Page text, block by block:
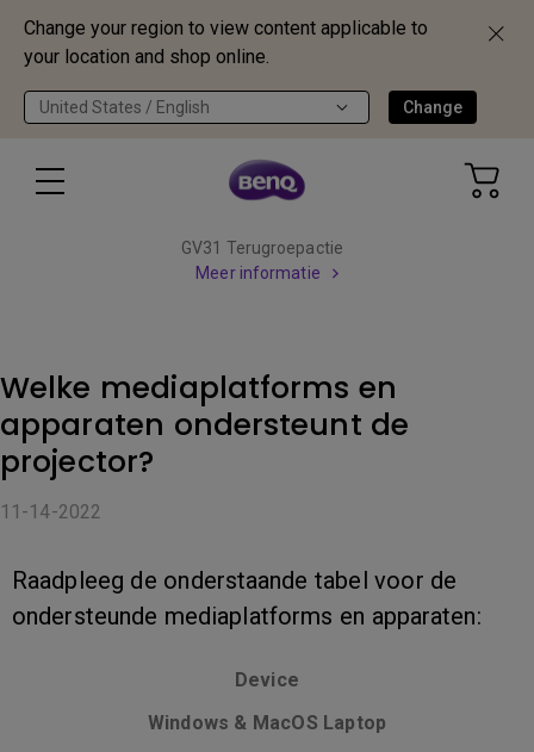
Change your region to view content applicable to
your location and shop online.
United States / English Change
GV31 Terugroepactie
Meer informatie
Welke mediaplatforms en
apparaten ondersteunt de
projector?
11-14-2022
Raadpleeg de onderstaande tabel voor de
ondersteunde mediaplatforms en apparaten:
Device
Windows & MacOS Laptop